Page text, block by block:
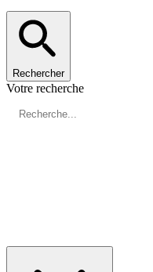
Rechercher
Votre recherche